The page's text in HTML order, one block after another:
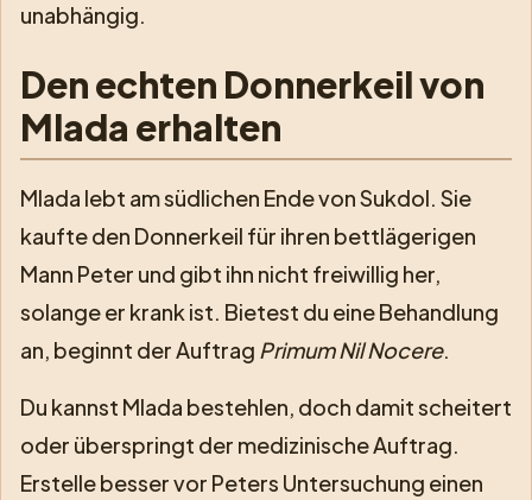
unabhängig.
Den echten Donnerkeil von
Mlada erhalten
Mlada lebt am südlichen Ende von Sukdol. Sie
kaufte den Donnerkeil für ihren bettlägerigen
Mann Peter und gibt ihn nicht freiwillig her,
solange er krank ist. Bietest du eine Behandlung
an, beginnt der Auftrag Primum Nil Nocere.
Du kannst Mlada bestehlen, doch damit scheitert
oder überspringt der medizinische Auftrag.
Erstelle besser vor Peters Untersuchung einen